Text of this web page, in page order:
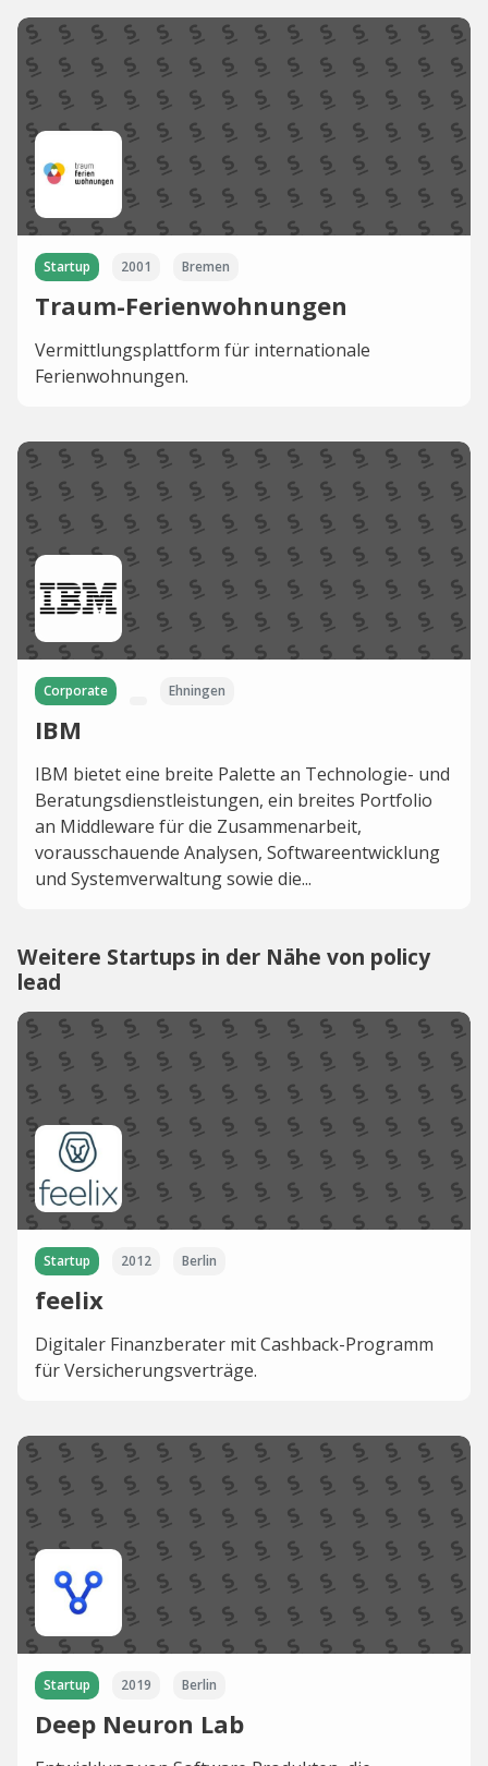
Startup 2001 Bremen
Traum-Ferienwohnungen
Vermittlungsplattform für internationale
Ferienwohnungen.
Corporate Ehningen
IBM
IBM bietet eine breite Palette an Technologie- und
Beratungsdienstleistungen, ein breites Portfolio
an Middleware für die Zusammenarbeit,
vorausschauende Analysen, Softwareentwicklung
und Systemverwaltung sowie die...
Weitere Startups in der Nähe von policy
lead
Startup 2012 Berlin
feelix
Digitaler Finanzberater mit Cashback-Programm
für Versicherungsverträge.
Startup 2019 Berlin
Deep Neuron Lab